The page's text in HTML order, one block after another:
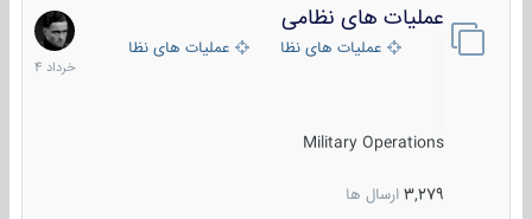
عملیات های نظامی
عملیات های نظامی ایرانعملیات های نظامی خارجی
Military Operations
3,279 ارسال ها
5
خرداد
1404